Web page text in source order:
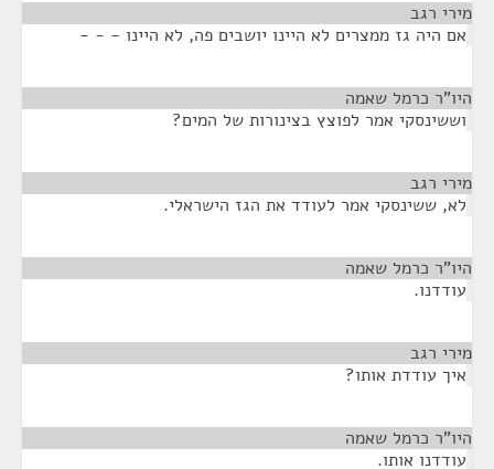
מירי רגב
אם היה גז ממצרים לא היינו יושבים פה, לא היינו - - -
היו"ר כרמל שאמה
וששינסקי אמר לפוצץ בצינורות של המים?
מירי רגב
לא, ששינסקי אמר לעודד את הגז הישראלי.
היו"ר כרמל שאמה
עודדנו.
מירי רגב
איך עודדת אותו?
היו"ר כרמל שאמה
עודדנו אותו.